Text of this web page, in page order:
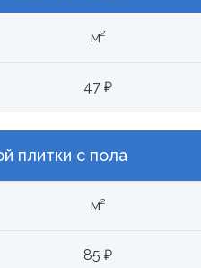
м²
47 ₽
плитки с пола
м²
85 ₽